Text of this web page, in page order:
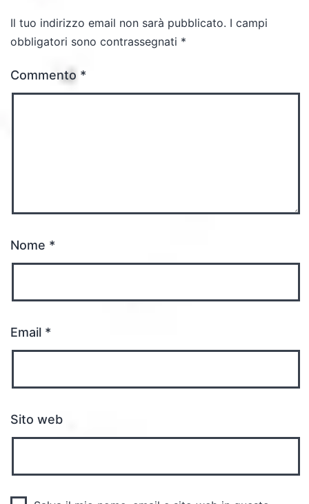
Il tuo indirizzo email non sarà pubblicato. I campi
obbligatori sono contrassegnati *
Commento *
Nome *
Email *
Sito web